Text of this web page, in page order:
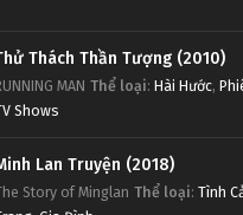
Thách Thần Tượng (2010)
MAN Thể loại: Hài Hước,
Shows
Lan Truyện (2018)
Story of Minglan Thể loại: Tình